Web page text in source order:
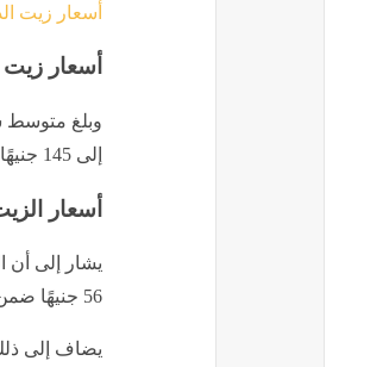
أسعار زيت
أسعار
إلى 145 جنيهًا للتر.
أسعار
56 جنيهًا ضمن منظومة السلع التموينية منذ بداية ديسمبر 2025.